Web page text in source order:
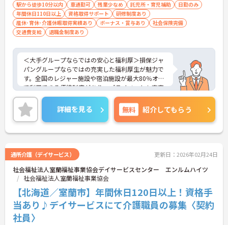
駅から徒歩10分以内 車通勤可 残業少なめ 託児所・育児補助
日勤のみ
年間休日110日以上
資格取得サポート
研修制度あり
産休･育休･介護休暇取得実績あり
ボーナス・賞与あり
社会保険完備
交通費支給
退職金制度あり
＜大手グループならではの安心と福利厚＞損保ジャ
パングループならではの充実した福利厚生が魅力で
す。全国のレジャー施設や宿泊施設が最大80％オフ
で利用できる優待制度があり、プライベートも充実
させられます。また、仕事上の悩みだけでなく、メ
ンタルヘルスや健康について24時間電話相談ができ
る窓口や、ハラスメントに対する通報窓口も設置さ
れており、守られた環境で安心して業務に取り組め
ます。
「育児と仕事の両立」を強力にバックアップする制
度が整っています。お子様が9歳になるまで利用でき
る時短勤務制度や、お子様の看護休暇など、子育て
中のパパ・ママが無理なく働ける環境です。また、
勤続5年ごとに「5日間の特別連続有給休暇」が付与
されるなど、リフレッシュしながら長く勤め続けら
れる仕組みがあり、定着率の高さにもつながってい
ます。
詳細を見る 無料 紹介してもらう
通所介護（デイサービス） 更新日：2026年02月24日
社会福祉法人室蘭福祉事業協会デイサービスセンター エンルムハイツ
社会福祉法人室蘭福祉事業協会
【北海道／室蘭市】年間休日120日以上！資格手
当あり♪デイサービスにて介護職員の募集〈契約
社員〉